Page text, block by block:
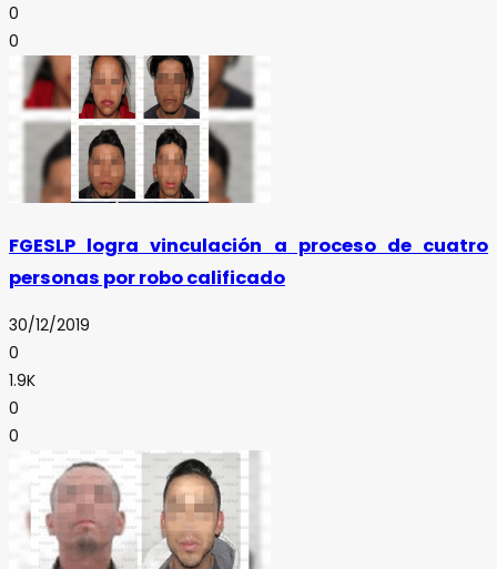
0
0
FGESLP logra vinculación a proceso de cuatro
personas por robo calificado
30/12/2019
0
1.9K
0
0